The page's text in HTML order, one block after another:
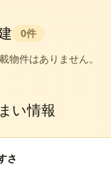
0件
物件はありません。
い情報
さ